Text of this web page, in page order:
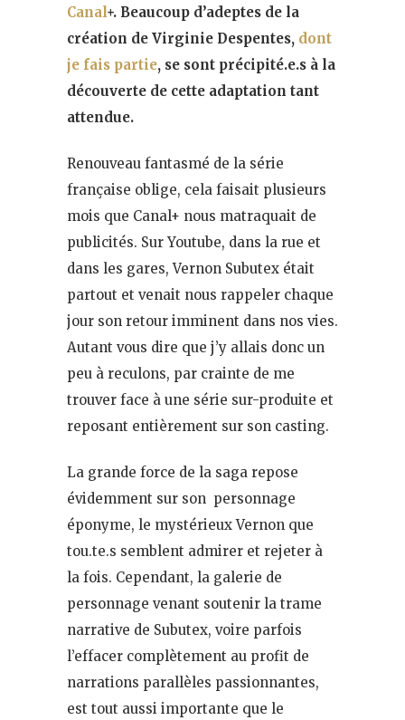
Canal+. Beaucoup d’adeptes de la
création de Virginie Despentes, dont
je fais partie, se sont précipité.e.s à la
découverte de cette adaptation tant
attendue.
Renouveau fantasmé de la série
française oblige, cela faisait plusieurs
mois que Canal+ nous matraquait de
publicités. Sur Youtube, dans la rue et
dans les gares, Vernon Subutex était
partout et venait nous rappeler chaque
jour son retour imminent dans nos vies.
Autant vous dire que j’y allais donc un
peu à reculons, par crainte de me
trouver face à une série sur-produite et
reposant entièrement sur son casting.
La grande force de la saga repose
évidemment sur son personnage
éponyme, le mystérieux Vernon que
tou.te.s semblent admirer et rejeter à
la fois. Cependant, la galerie de
personnage venant soutenir la trame
narrative de Subutex, voire parfois
l’effacer complètement au profit de
narrations parallèles passionnantes,
est tout aussi importante que le